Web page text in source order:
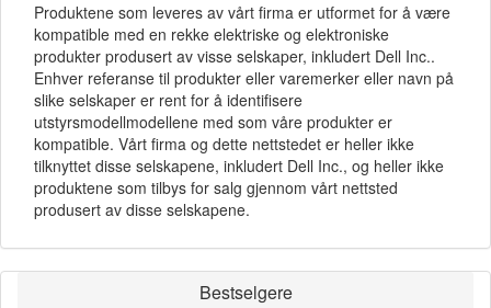
Produktene som leveres av vårt firma er utformet for å være
kompatible med en rekke elektriske og elektroniske
produkter produsert av visse selskaper, inkludert Dell Inc..
Enhver referanse til produkter eller varemerker eller navn på
slike selskaper er rent for å identifisere
utstyrsmodellmodellene med som våre produkter er
kompatible. Vårt firma og dette nettstedet er heller ikke
tilknyttet disse selskapene, inkludert Dell Inc., og heller ikke
produktene som tilbys for salg gjennom vårt nettsted
produsert av disse selskapene.
Bestselgere